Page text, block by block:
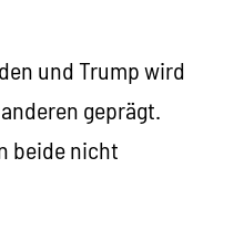
und Trump wird
geprägt.
beide nicht